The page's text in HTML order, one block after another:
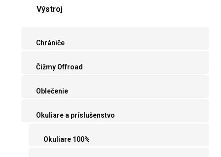
Výstroj
Chrániče
Čižmy Offroad
Oblečenie
Okuliare a príslušenstvo
Okuliare 100%